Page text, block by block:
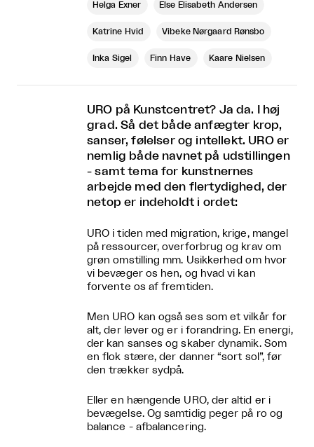
Helga Exner Else Elisabeth Andersen
Katrine Hvid Vibeke Nørgaard Rønsbo
Inka Sigel Finn Have Kaare Nielsen
URO på Kunstcentret? Ja da. I høj
grad. Så det både anfægter krop,
sanser, følelser og intellekt. URO er
nemlig både navnet på udstillingen
- samt tema for kunstnernes
arbejde med den flertydighed, der
netop er indeholdt i ordet:
URO i tiden med migration, krige, mangel
på ressourcer, overforbrug og krav om
grøn omstilling mm. Usikkerhed om hvor
vi bevæger os hen, og hvad vi kan
forvente os af fremtiden.
Men URO kan også ses som et vilkår for
alt, der lever og er i forandring. En energi,
der kan sanses og skaber dynamik. Som
en flok stære, der danner “sort sol”, før
den trækker sydpå.
Eller en hængende URO, der altid er i
bevægelse. Og samtidig peger på ro og
balance - afbalancering.